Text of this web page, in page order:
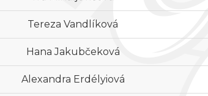
Tereza Vandlíková
Hana Jakubčeková
Alexandra Erdélyiová